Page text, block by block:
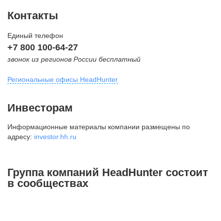
Контакты
Единый телефон
+7 800 100-64-27
звонок из регионов России бесплатный
Региональные офисы HeadHunter
внутригородская территория
Муниципальный округ Тверской,
2-я Брестская ул., д. 48,
+7 495 980-64-27
Инвесторам
Информационные материалы компании размещены по
адресу: investor.hh.ru
Группа компаний HeadHunter состоит
в сообществах